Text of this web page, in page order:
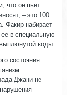
что он пьет
– это 100
Факир набирает
в специальную
воды.
состояния
Джани не